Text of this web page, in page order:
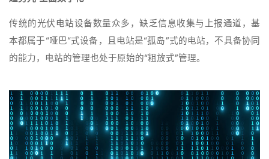
传统的光伏电站设备数量众多，缺乏信息收集与上报通道，基
本都属于“哑巴“式设备，且电站是“孤岛”式的电站，不具备协同
的能力，电站的管理也处于原始的“粗放式”管理。